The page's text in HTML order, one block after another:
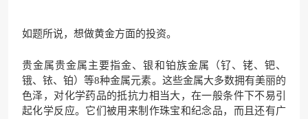
如题所说，想做黄金方面的投资。
贵金属贵金属主要指金、银和铂族金属（钌、铑、钯、
锇、铱、铂）等8种金属元素。这些金属大多数拥有美丽的
色泽，对化学药品的抵抗力相当大，在一般条件下不易引
起化学反应。它们被用来制作珠宝和纪念品，而且还有广